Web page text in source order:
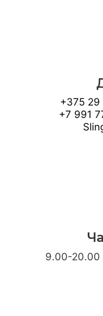
+375
+7 991
9.00-